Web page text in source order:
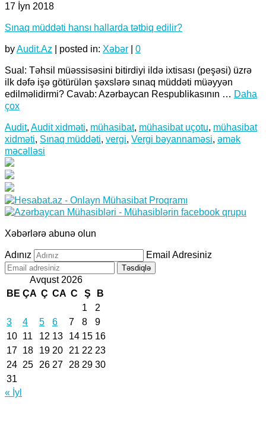
17 İyn 2018
Sınaq müddəti hansı hallarda tətbiq edilir?
byAudit.Az posted in: Xəbər 0
Sual: Təhsil müəssisəsini bitirdiyi ildə ixtisası (peşəsi) üzrə
ilk dəfə işə götürülən şəxslərə sınaq müddəti müəyyən
edilməlidirmi? Cavab: Azərbaycan Respublikasının … Daha
çox
Audit, Audit xidməti, mühasibat, mühasibat uçotu, mühasibat
xidməti, Sınaq müddəti, vergi, Vergi bəyannaməsi, əmək
məcəlləsi
Xəbərlərə abunə olun
Adınız Email Adresiniz
Təsdiqlə
Avqust 2026
BE ÇA Ç CA C Ş
B
1
2
3
4 5 6 7 8
9
10 11 12 13 14 15 16
17 18 19 20 21 22 23
24 25 26 27 28 29 30
31
« İyl